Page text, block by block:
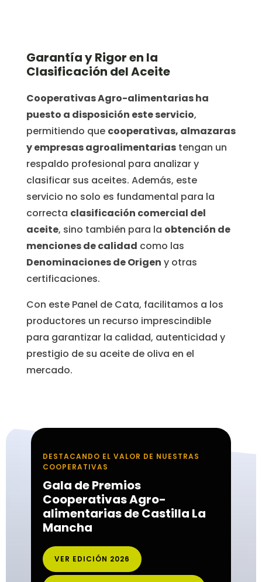
Garantía y Rigor en la
Clasificación del Aceite
Cooperativas Agro-alimentarias ha
puesto a disposición este servicio,
permitiendo que cooperativas, almazaras
y empresas agroalimentariastengan un
respaldo profesional para analizar y
clasificar sus aceites. Además, este
servicio no solo es fundamental para la
correcta clasificación comercial del
aceite, sino también para la obtención de
menciones de calidad como las
Denominaciones de Origen y otras
certificaciones.
Con este Panel de Cata, facilitamos a los
productores un recurso imprescindible
para garantizar la calidad, autenticidad y
prestigio de su aceite de oliva en el
mercado.
DESTACANDO EL VALOR DE NUESTRAS
COOPERATIVAS
Gala de Premios
Cooperativas Agro-
alimentarias de Castilla La
Mancha
VER EDICIÓN 2026